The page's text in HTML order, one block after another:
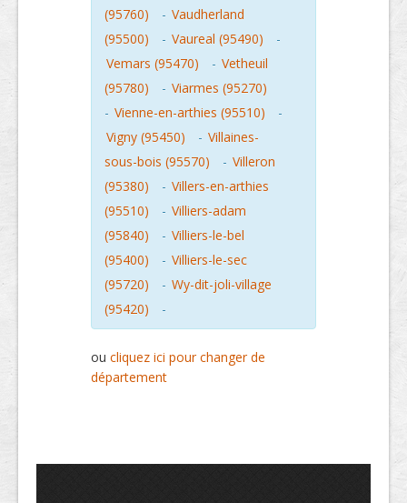
(95760)
- Vaudherland
(95500)
- Vaureal (95490)
-
Vemars (95470)
- Vetheuil
(95780)
- Viarmes (95270)
- Vienne-en-arthies (95510)
-
Vigny (95450)
- Villaines-
sous-bois (95570)
- Villeron
(95380)
- Villers-en-arthies
(95510)
- Villiers-adam
(95840)
- Villiers-le-bel
(95400)
- Villiers-le-sec
(95720)
- Wy-dit-joli-village
(95420)
-
ou cliquez ici pour changer de
département